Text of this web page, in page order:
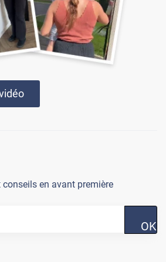
en avant première
OK